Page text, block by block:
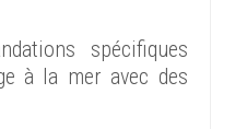
spécifiques
à la mer avec des